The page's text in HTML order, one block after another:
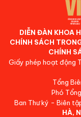
DIỄN ĐÀN KHOA
CHÍNH SÁCH
CHÍNH
Giấy phép hoạt động
Tổng
Phó
Ban Thư ký - Biên
HÀ,